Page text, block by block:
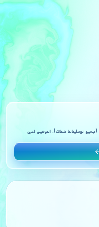
(جميع توطيناتنا هناك). التوقيع لدى